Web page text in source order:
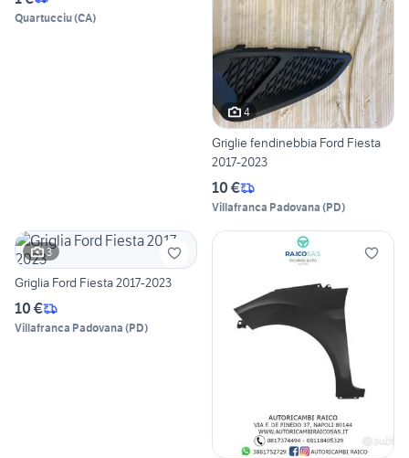
Quartucciu(CA)
4
Griglie fendinebbia Ford Fiesta
2017-2023
10 €
Villafranca Padovana (PD)
3
Griglia Ford Fiesta 2017-2023
10 €
Villafranca Padovana (PD)